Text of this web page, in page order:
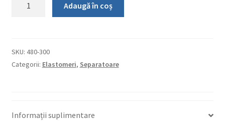
free-
latex
2
Adaugă în coș
SKU: 480-300
Categorii: Elastomeri, Separatoare
Informații suplimentare